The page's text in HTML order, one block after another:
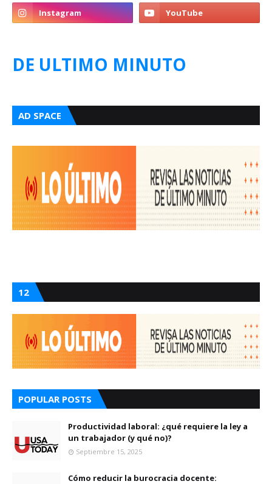
DE ULTIMO MINUTO
AD SPACE
12
POPULAR POSTS
Productividad laboral: ¿qué requiere la ley a
un trabajador (y qué no)?
Septiembre 15, 2025
Cómo reducir la burocracia docente: